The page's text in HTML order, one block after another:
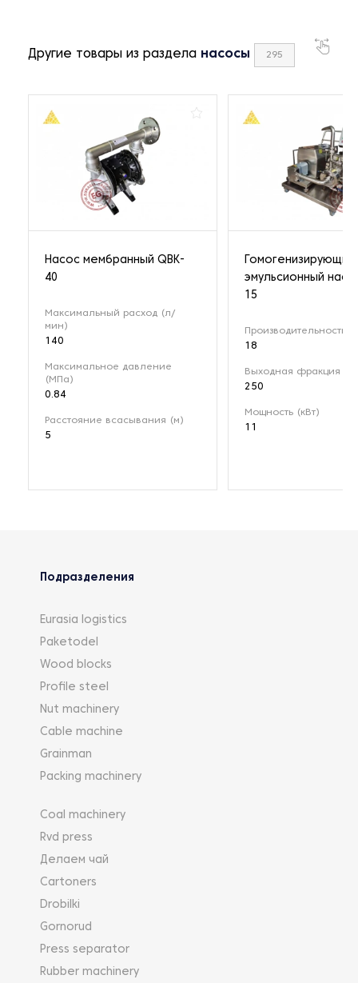
Другие товары из раздела насосы 295
Насос мембранный QBK-
40
Максимальный расход (л/
мин)
140
Максимальное давление
(МПа)
0.84
Расстояние всасывания (м)
5
Гомогенизирующий
эмульсионный
15
Производительность
18
Выходная фракция
250
Мощность (кВт)
11
Подразделения
Eurasia logistics
Paketodel
Wood blocks
Profile steel
Nut machinery
Cable machine
Grainman
Packing machinery
Coal machinery
Rvd press
Делаем чай
Cartoners
Drobilki
Gornorud
Press separator
Rubber machinery